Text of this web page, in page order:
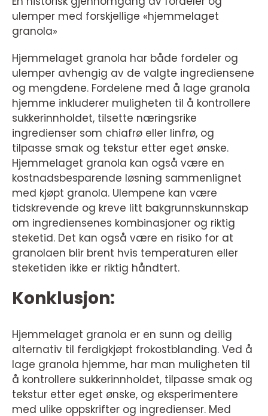
ulemper med forskjellige «hjemmelaget
granola»
Hjemmelaget granola har både fordeler og
ulemper avhengig av de valgte ingrediensene
og mengdene. Fordelene med å lage granola
hjemme inkluderer muligheten til å kontrollere
sukkerinnholdet, tilsette næringsrike
ingredienser som chiafrø eller linfrø, og
tilpasse smak og tekstur etter eget ønske.
Hjemmelaget granola kan også være en
kostnadsbesparende løsning sammenlignet
med kjøpt granola. Ulempene kan være
tidskrevende og kreve litt bakgrunnskunnskap
om ingrediensenes kombinasjoner og riktig
steketid. Det kan også være en risiko for at
granolaen blir brent hvis temperaturen eller
steketiden ikke er riktig håndtert.
Konklusjon:
Hjemmelaget granola er en sunn og deilig
alternativ til ferdigkjøpt frokostblanding. Ved å
lage granola hjemme, har man muligheten til
å kontrollere sukkerinnholdet, tilpasse smak og
tekstur etter eget ønske, og eksperimentere
med ulike oppskrifter og ingredienser. Med